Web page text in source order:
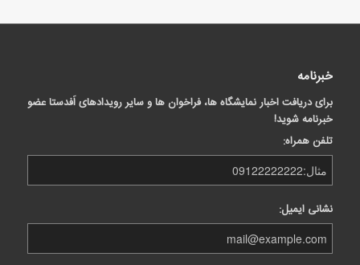
خبرنامه
برای دریافت اخبار نمایشگاه ها، فراخوان ها و سایر رویدادهای اَفدستا عضو
خبرنامه شوید!
تلفن همراه:
نشانی ایمیل: